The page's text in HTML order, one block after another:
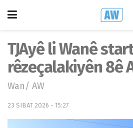
TJAyê li Wanê
rêzeçalakiyên 8ê
Wan/ AW
23 SIBAT 2026 - 15:27